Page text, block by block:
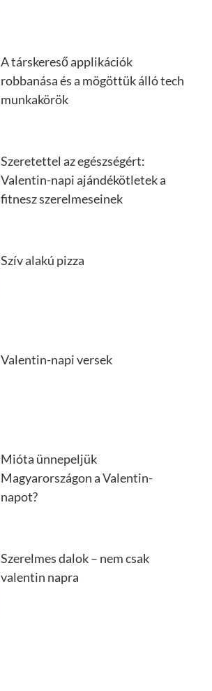
A társkereső applikációk
robbanása és a mögöttük álló tech
munkakörök
Szeretettel az egészségért:
Valentin-napi ajándékötletek a
fitnesz szerelmeseinek
Szív alakú pizza
Valentin-napi versek
Mióta ünnepeljük
Magyarországon a Valentin-
napot?
Szerelmes dalok – nem csak
valentin napra